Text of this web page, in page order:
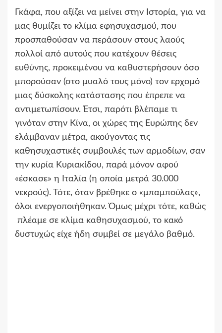
Γκάφα, που αξίζει να μείνει στην Ιστορία, για να
μας θυμίζει το κλίμα εφησυχασμού, που
προσπαθούσαν να περάσουν στους λαούς
πολλοί από αυτούς που κατέχουν θέσεις
ευθύνης, προκειμένου να καθυστερήσουν όσο
μπορούσαν (στο μυαλό τους μόνο) τον ερχομό
μιας δύσκολης κατάστασης που έπρεπε να
αντιμετωπίσουν. Έτσι, παρότι βλέπαμε τι
γινόταν στην Κίνα, οι χώρες της Ευρώπης δεν
ελάμβαναν μέτρα, ακούγοντας τις
καθησυχαστικές συμβουλές των αρμοδίων, σαν
την κυρία Κυριακίδου, παρά μόνον αφού
«έσκασε» η Ιταλία (η οποία μετρά 30.000
νεκρούς). Τότε, όταν βρέθηκε ο «μπαμπούλας»,
όλοι ενεργοποιήθηκαν. Όμως μέχρι τότε, καθώς
πλέαμε σε κλίμα καθησυχασμού, το κακό
δυστυχώς είχε ήδη συμβεί σε μεγάλο βαθμό.